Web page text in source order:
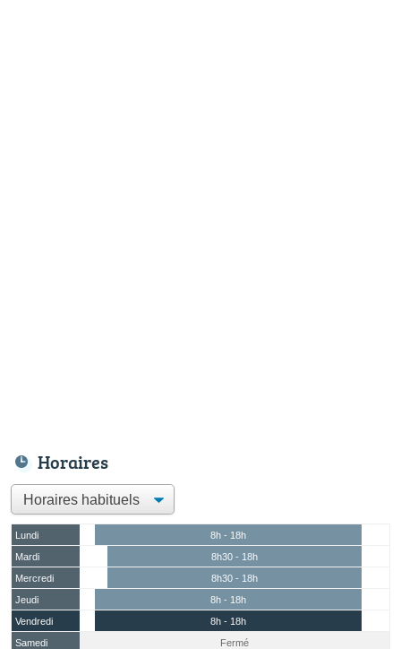
Horaires
Lundi
8h - 18h
Mardi
8h30 - 18h
Mercredi
8h30 - 18h
Jeudi
8h - 18h
Vendredi
8h - 18h
Samedi
Fermé